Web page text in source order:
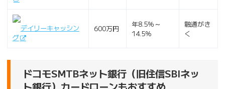
デイリーキャッシン
グ
600万円
年8.5％～
14.5％
融通がき
く
ドコモSMTBネット銀行（旧住信SBIネッ